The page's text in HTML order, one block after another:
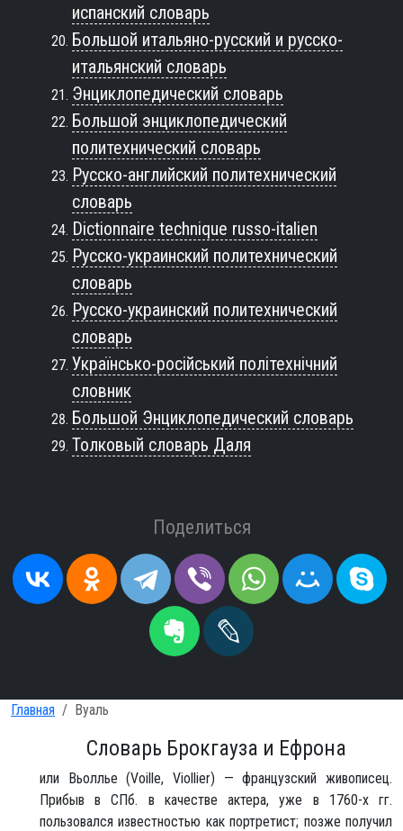
испанский словарь
Большой итальяно-русский и русско-
итальянский словарь
Энциклопедический словарь
Большой энциклопедический
политехнический словарь
Русско-английский политехнический
словарь
Dictionnaire technique russo-italien
Русско-украинский политехнический
словарь
Русско-украинский политехнический
словарь
Українсько-російський політехнічний
словник
Большой Энциклопедический словарь
Толковый словарь Даля
Поделиться
Главная Вуаль
Словарь Брокгауза и Ефрона
или Вьоллье (Voille, Viollier) — французский живописец.
Прибыв в СПб. в качестве актера, уже в 1760-х гг.
пользовался известностью как портретист; позже получил